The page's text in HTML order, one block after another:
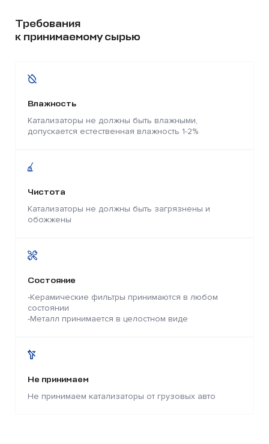
Требования
к принимаемому сырью
Влажность
Катализаторы не должны быть влажными,
допускается естественная влажность 1-2%
Чистота
Катализаторы не должны быть загрязнены и
обожжены
Состояние
-Керамические фильтры принимаются в любом
состоянии
-Металл принимается в целостном виде
Не принимаем
Не принимаем катализаторы от грузовых авто